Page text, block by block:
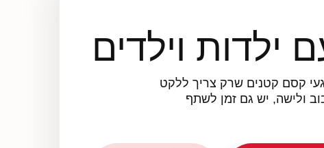
ילדות וילדים
קסם קטנים שרק צריך ללקט
ולישה, יש גם זמן לשתף